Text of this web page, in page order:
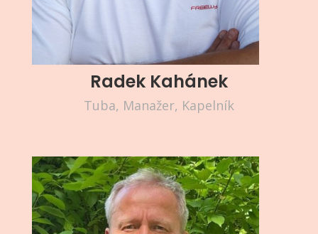
Radek Kahánek
Tuba, Manažer, Kapelník